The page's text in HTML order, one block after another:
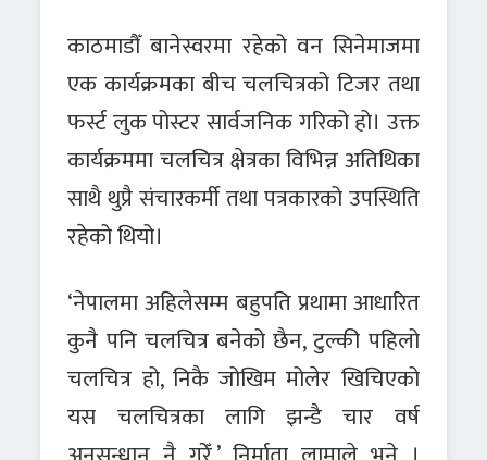
काठमाडौँ बानेस्वरमा रहेको वन सिनेमाजमा
एक कार्यक्रमका बीच चलचित्रको टिजर तथा
फर्स्ट लुक पोस्टर सार्वजनिक गरिको हो। उक्त
कार्यक्रममा चलचित्र क्षेत्रका विभिन्न अतिथिका
साथै थुप्रै संचारकर्मी तथा पत्रकारको उपस्थिति
रहेको थियो।
‘नेपालमा अहिलेसम्म बहुपति प्रथामा आधारित
कुनै पनि चलचित्र बनेको छैन, टुल्की पहिलो
चलचित्र हो, निकै जोखिम मोलेर खिचिएको
यस चलचित्रका लागि झन्डै चार वर्ष